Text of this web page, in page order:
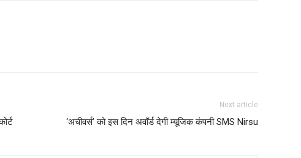
Next article
‘अचीवर्स’ को इस दिन अवॉर्ड देगी म्यूजिक कंपनी SMS Nirsu